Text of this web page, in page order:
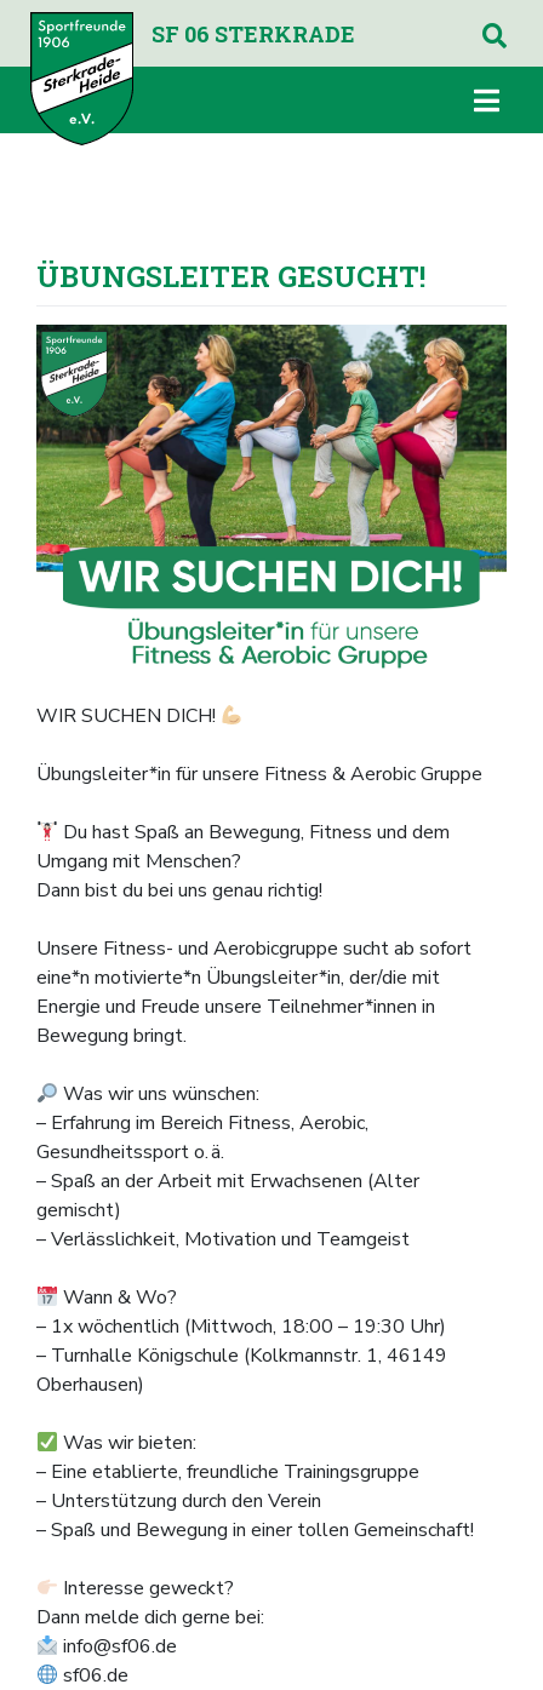
SF 06 STERKRADE
ÜBUNGSLEITER GESUCHT!
WIR SUCHEN DICH!
Übungsleiter*in für unsere Fitness & Aerobic Gruppe
Du hast Spaß an Bewegung, Fitness und dem
Umgang mit Menschen?
Dann bist du bei uns genau richtig!
Unsere Fitness- und Aerobicgruppe sucht ab sofort
eine*n motivierte*n Übungsleiter*in, der/die mit
Energie und Freude unsere Teilnehmer*innen in
Bewegung bringt.
Was wir uns wünschen:
– Erfahrung im Bereich Fitness, Aerobic,
Gesundheitssport o. ä.
– Spaß an der Arbeit mit Erwachsenen (Alter
gemischt)
– Verlässlichkeit, Motivation und Teamgeist
Wann & Wo?
– 1x wöchentlich (Mittwoch, 18:00 – 19:30 Uhr)
– Turnhalle Königschule (Kolkmannstr. 1, 46149
Oberhausen)
Was wir bieten:
– Eine etablierte, freundliche Trainingsgruppe
– Unterstützung durch den Verein
– Spaß und Bewegung in einer tollen Gemeinschaft!
Interesse geweckt?
Dann melde dich gerne bei:
info@sf06.de
sf06.de